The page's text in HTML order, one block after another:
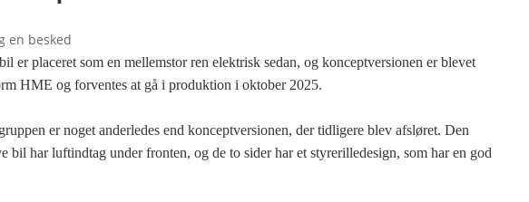
en besked
placeret som en mellemstor ren elektrisk sedan, og konceptversionen er blevet
HME og forventes at gå i produktion i oktober 2025.
er noget anderledes end konceptversionen, der tidligere blev afsløret. Den
har luftindtag under fronten, og de to sider har et styrerilledesign, som har en god